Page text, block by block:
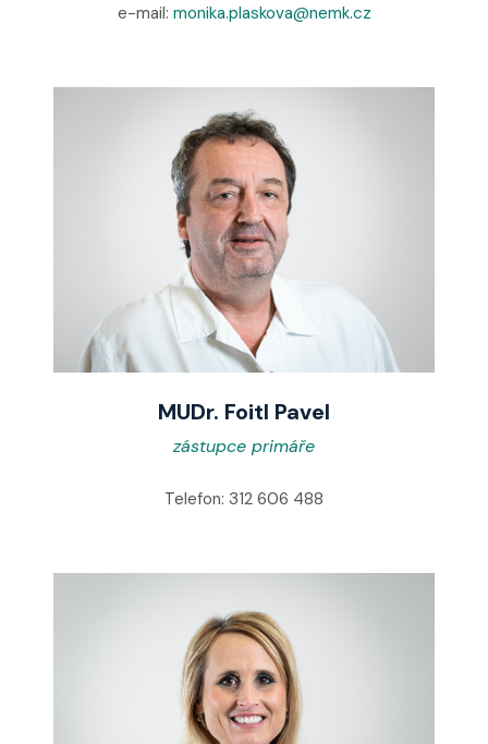
e-mail: monika.plaskova@nemk.cz
MUDr. Foitl Pavel
zástupce primáře
Telefon: 312 606 488